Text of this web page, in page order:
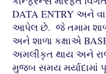
DATA ENTRY અને
આપેલ છે. જે તમામ
અને શાળા કક્ષાએ
અમલીકૃત થાય અને
મુજબ સમય મર્યાદામાં